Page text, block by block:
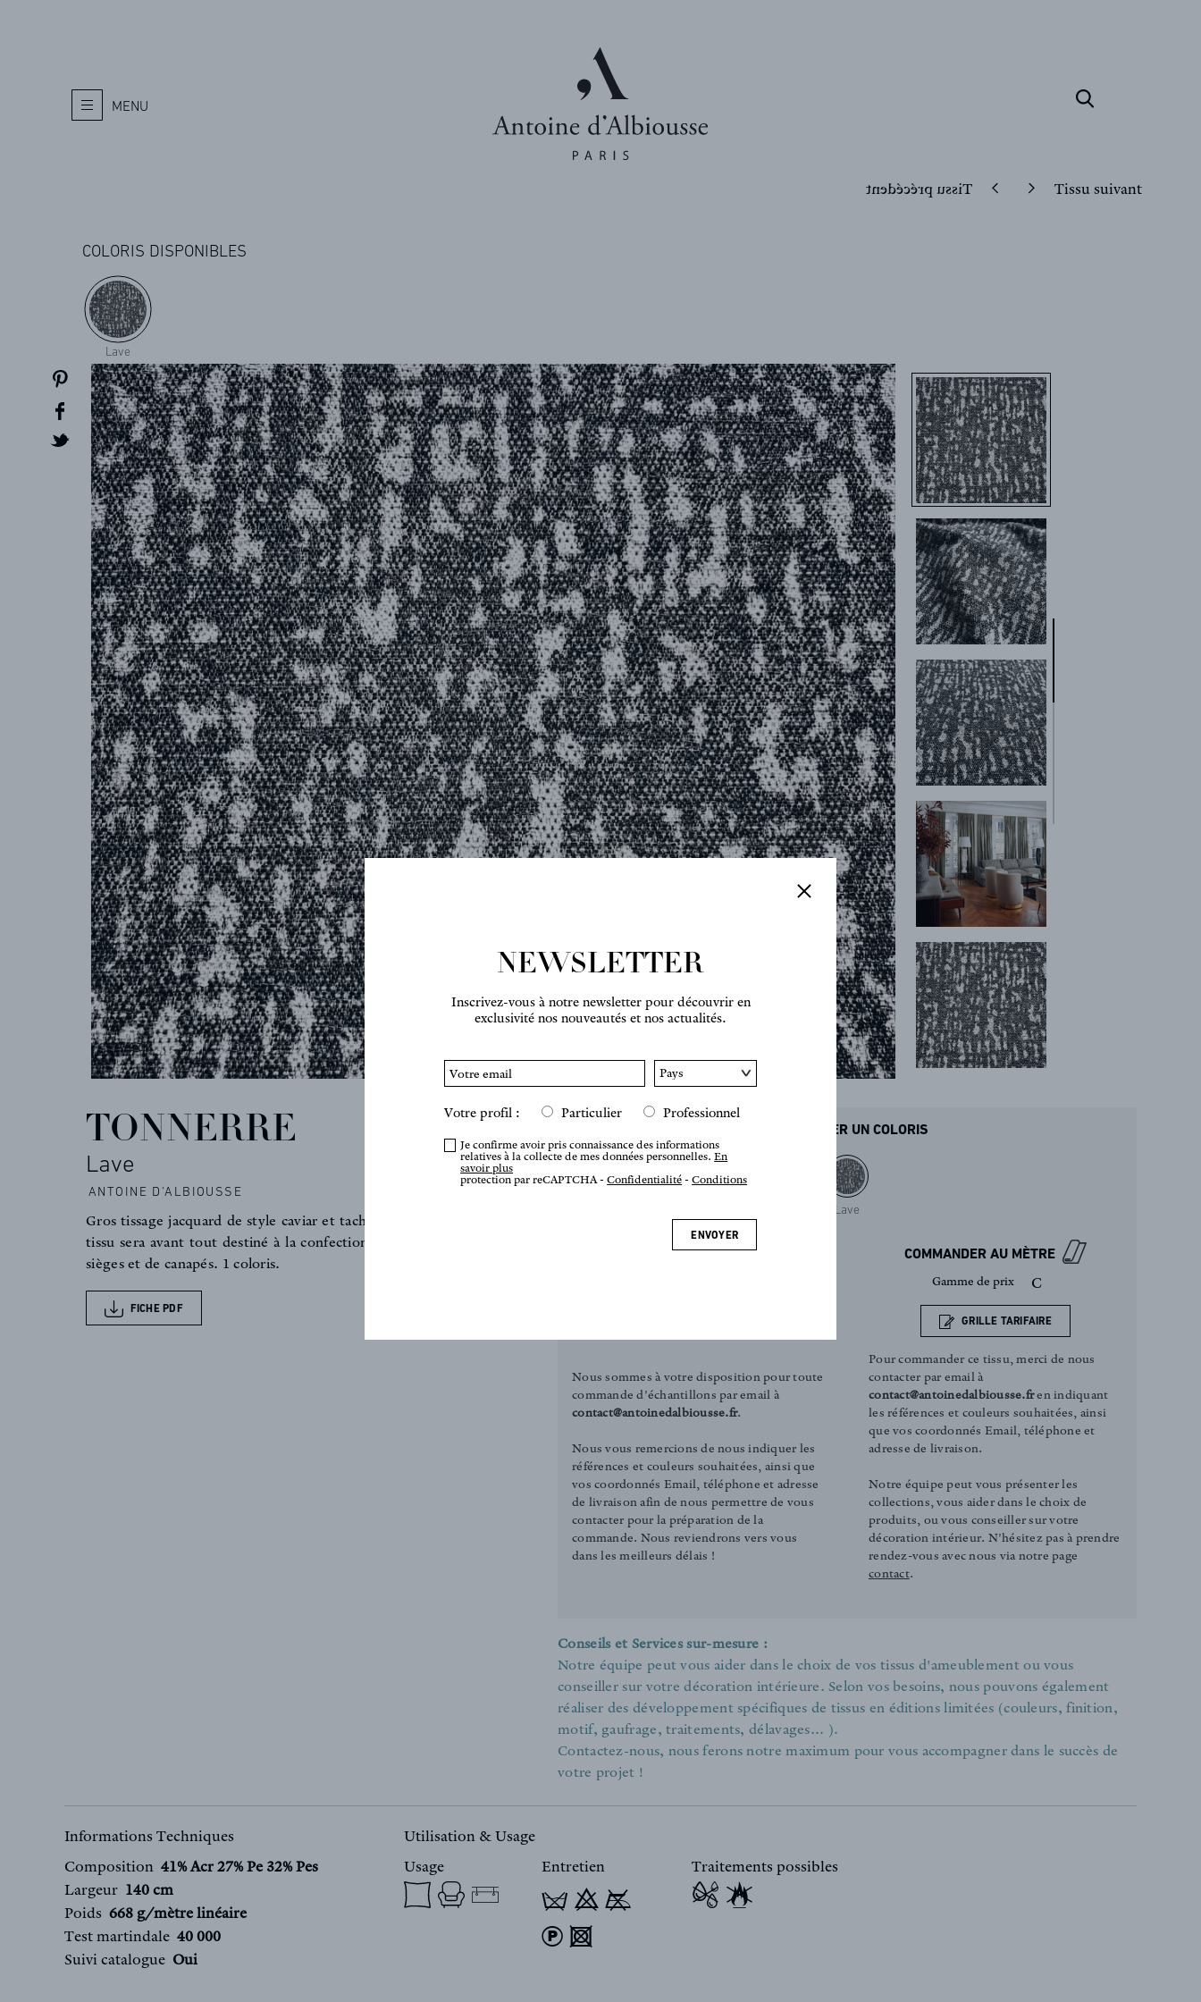
CRÉATEUR
COLLECTIONS
ARCHIVES
CONTACT
PROFESSIONNELS
FAQ
MENU
COLORIS DISPONIBLES
Lave
Survolez pour zoomer
TONNERRE
Lave
ANTOINE D'ALBIOUSSE
Gros tissage jacquard de style caviar et tacheté de blanc. Ce
tissu sera avant tout destiné à la confection de coussins, de
sièges et de canapés. 1 coloris.
FICHE PDF
COMMANDER UN COLORIS
Lave
COMMANDER UN ÉCHANTILLON
Nous sommes à votre disposition pour toute
commande d'échantillons par email à
contact@antoinedalbiousse.fr.
Nous vous remercions de nous indiquer les
références et couleurs souhaitées, ainsi que
vos coordonnés Email, téléphone et adresse
de livraison afin de nous permettre de vous
contacter pour la préparation de la
commande. Nous reviendrons vers vous
dans les meilleurs délais !
COMMANDER AU MÈTRE
Gamme de prix C
GRILLE TARIFAIRE
Pour commander ce tissu, merci de nous
contacter par email à
contact@antoinedalbiousse.fren indiquant
les références et couleurs souhaitées, ainsi
que vos coordonnés Email, téléphone et
adresse de livraison.
Notre équipe peut vous présenter les
collections, vous aider dans le choix de
produits, ou vous conseiller sur votre
décoration intérieur. N'hésitez pas à prendre
rendez-vous avec nous via notre page
contact.
Conseils et Services sur-mesure :
Notre équipe peut vous aider dans le choix de vos tissus d'ameublement ou vous
conseiller sur votre décoration intérieure. Selon vos besoins, nous pouvons également
réaliser des développement spécifiques de tissus en éditions limitées (couleurs, finition,
motif, gaufrage, traitements, délavages... ).
Contactez-nous, nous ferons notre maximum pour vous accompagner dans le succès de
votre projet !
Informations Techniques
Composition 41% Acr 27% Pe 32% Pes
Largeur 140 cm
Poids 668 g/mètre linéaire
Test martindale 40 000
Suivi catalogue Oui
Utilisation & Usage
Usage
Entretien
T 9 y
) 4
Traitements possibles
NEWSLETTER
Inscrivez-vous à notre newsletter pour découvrir en
exclusivité nos nouveautés et nos actualités.
Votre profil : Particulier Professionnel
Je confirme avoir pris connaissance des informations
relatives à la collecte de mes données personnelles.En
savoir plus
protection par reCAPTCHA -Confidentialité -Conditions
ENVOYER
Tissu précédent Tissu suivant